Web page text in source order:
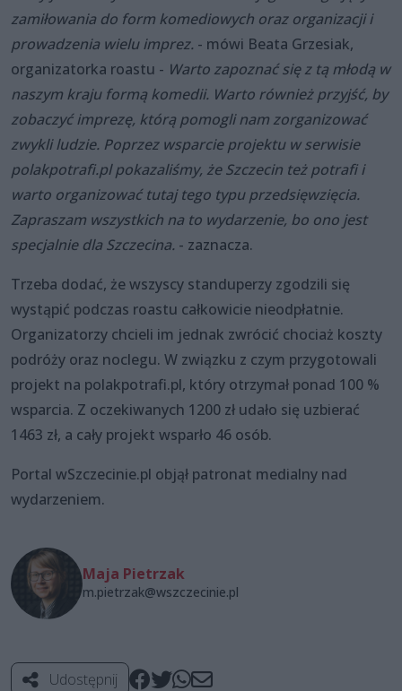
zamiłowania do form komediowych oraz organizacji i
prowadzenia wielu imprez. - mówi Beata Grzesiak,
organizatorka roastu - Warto zapoznać się z tą młodą w
naszym kraju formą komedii. Warto również przyjść, by
zobaczyć imprezę, którą pomogli nam zorganizować
zwykli ludzie. Poprzez wsparcie projektu w serwisie
polakpotrafi.pl pokazaliśmy, że Szczecin też potrafi i
warto organizować tutaj tego typu przedsięwzięcia.
Zapraszam wszystkich na to wydarzenie, bo ono jest
specjalnie dla Szczecina. - zaznacza.
Trzeba dodać, że wszyscy standuperzy zgodzili się
wystąpić podczas roastu całkowicie nieodpłatnie.
Organizatorzy chcieli im jednak zwrócić chociaż koszty
podróży oraz noclegu. W związku z czym przygotowali
projekt na polakpotrafi.pl, który otrzymał ponad 100 %
wsparcia. Z oczekiwanych 1200 zł udało się uzbierać
1463 zł, a cały projekt wsparło 46 osób.
Portal wSzczecinie.pl objął patronat medialny nad
wydarzeniem.
Maja Pietrzak
m.pietrzak@wszczecinie.pl
Udostępnij